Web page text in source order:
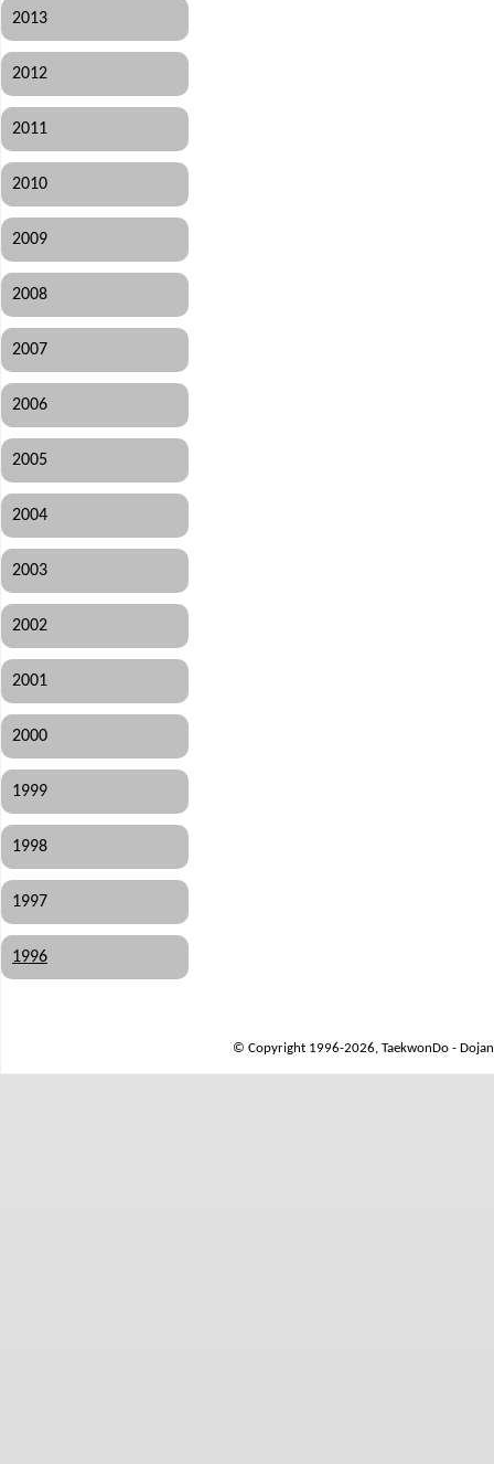
2013
2012
2011
2010
2009
2008
2007
2006
2005
2004
2003
2002
2001
2000
1999
1998
1997
1996
© Copyright 1996-2026, TaekwonDo -